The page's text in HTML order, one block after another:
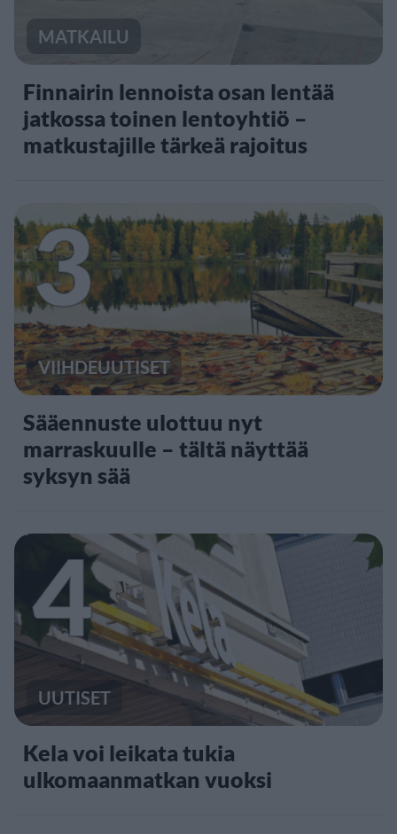
MATKAILU
Finnairin lennoista osan lentää
jatkossa toinen lentoyhtiö –
matkustajille tärkeä rajoitus
3
VIIHDEUUTISET
Sääennuste ulottuu nyt
marraskuulle – tältä näyttää
syksyn sää
4
UUTISET
Kela voi leikata tukia
ulkomaanmatkan vuoksi